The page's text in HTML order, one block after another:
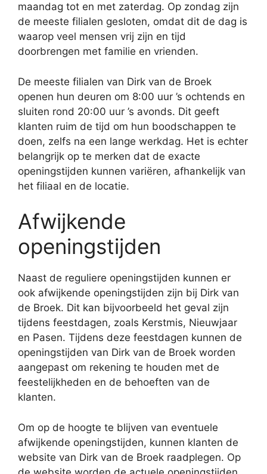
maandag tot en met zaterdag. Op zondag zijn
de meeste filialen gesloten, omdat dit de dag is
waarop veel mensen vrij zijn en tijd
doorbrengen met familie en vrienden.
De meeste filialen van Dirk van de Broek
openen hun deuren om 8:00 uur ’s ochtends en
sluiten rond 20:00 uur ’s avonds. Dit geeft
klanten ruim de tijd om hun boodschappen te
doen, zelfs na een lange werkdag. Het is echter
belangrijk op te merken dat de exacte
openingstijden kunnen variëren, afhankelijk van
het filiaal en de locatie.
Afwijkende
openingstijden
Naast de reguliere openingstijden kunnen er
ook afwijkende openingstijden zijn bij Dirk van
de Broek. Dit kan bijvoorbeeld het geval zijn
tijdens feestdagen, zoals Kerstmis, Nieuwjaar
en Pasen. Tijdens deze feestdagen kunnen de
openingstijden van Dirk van de Broek worden
aangepast om rekening te houden met de
feestelijkheden en de behoeften van de
klanten.
Om op de hoogte te blijven van eventuele
afwijkende openingstijden, kunnen klanten de
website van Dirk van de Broek raadplegen. Op